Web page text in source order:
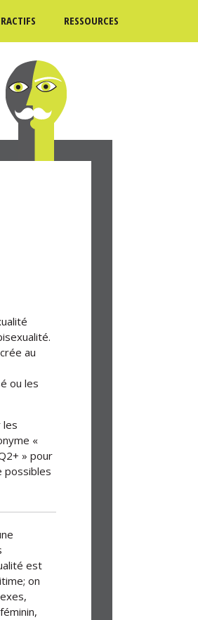
RESSOURCES
au
ou les
les
«
» pour
possibles
est
on